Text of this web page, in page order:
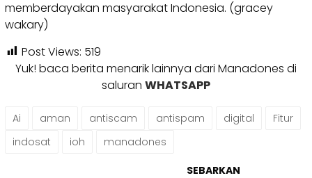
memberdayakan masyarakat Indonesia. (gracey
wakary)
Post Views: 519
Yuk! baca berita menarik lainnya dari Manadones di
saluran WHATSAPP
Ai aman antiscam antispam digital
Fitur
indosat
ioh manadones
SEBARKAN